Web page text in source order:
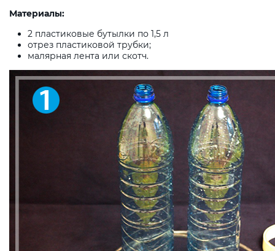
Материалы:
2 пластиковые бутылки по 1,5 л
отрез пластиковой трубки;
малярная лента или скотч.